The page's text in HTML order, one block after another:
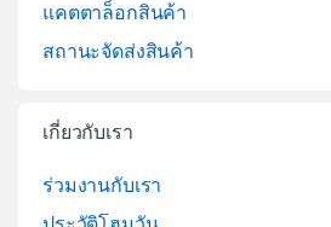
แคตตาล็อกสินค้า
สถานะจัดส่งสินค้า
เกี่ยวกับเรา
ร่วมงานกับเรา